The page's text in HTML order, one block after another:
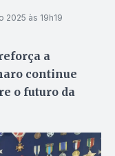
2025 às 19h19
a
continue
o futuro da